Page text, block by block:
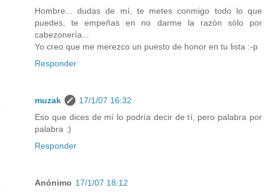
Hombre... dudas de mí, te metes conmigo todo lo que
puedes, te empeñas en no darme la razón sólo por
cabezonería...
Yo creo que me merezco un puesto de honor en tu lista :-p
Responder
muzak
17/1/07 16:32
Eso que dices de mí lo podría decir de tí, pero palabra por
palabra :)
Responder
Anónimo 17/1/07 18:12